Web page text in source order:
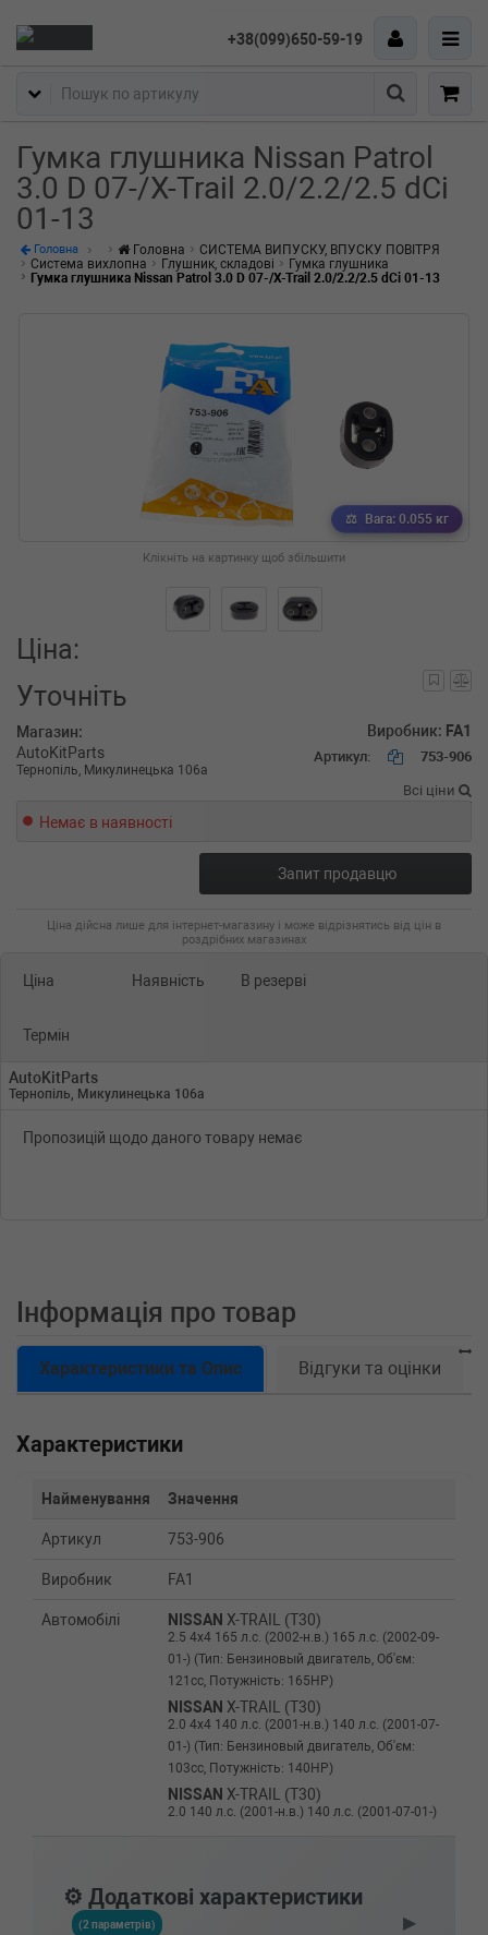
+38(099)650-59-19
Пошук
Гумка глушника Nissan Patrol
3.0 D 07-/X-Trail 2.0/2.2/2.5 dCi
01-13
Головна Головна
СИСТЕМА ВИПУСКУ, ВПУСКУ ПОВІТРЯ
Система вихлопна
Глушник, складові
Гумка глушника
Гумка глушника Nissan Patrol 3.0 D 07-/X-Trail 2.0/2.2/2.5 dCi 01-13
Вага: 0.055 кг
Клікніть на картинку щоб збільшити
Ціна:
Уточніть
Магазин:
AutoKitParts
Тернопіль, Микулинецька 106а
Виробник: FA1
Артикул: 753-906
Всі ціни
Немає в наявності
Запит продавцю
Ціна дійсна лише для інтернет-магазину і може відрізнятись від цін в
роздрібних магазинах
Ціна Наявність В резерві
Термін
AutoKitParts
Тернопіль, Микулинецька 106а
Пропозицій щодо даного товару немає
Інформація про товар
Характеристики та Опис Відгуки та оцінки
Характеристики
Найменування Значення
Артикул 753-906
Виробник FA1
Автомобілі NISSAN X-TRAIL (T30)
2.5 4x4 165 л.с. (2002-н.в.) 165 л.с. (2002-09-
01-) (Тип: Бензиновый двигатель, Об'єм:
121cc, Потужність: 165HP)
NISSAN X-TRAIL (T30)
2.0 4x4 140 л.с. (2001-н.в.) 140 л.с. (2001-07-
01-) (Тип: Бензиновый двигатель, Об'єм:
103cc, Потужність: 140HP)
NISSAN X-TRAIL (T30)
2.0 140 л.с. (2001-н.в.) 140 л.с. (2001-07-01-)
1.4 i 16V 82 л.с. (2000-2003) 82 л.с. (2000-09-
01-2003-02-01) (Тип: Бензиновый двигатель,
⚙️ Додаткові характеристики
(2 параметрів) ▶